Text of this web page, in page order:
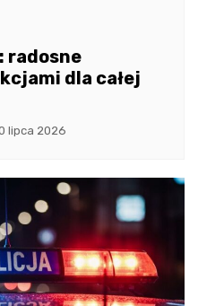
radosne
dla całej
lipca 2026